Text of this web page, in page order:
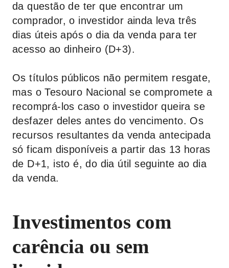
da questão de ter que encontrar um
comprador, o investidor ainda leva três
dias úteis após o dia da venda para ter
acesso ao dinheiro (D+3).
Os títulos públicos não permitem resgate,
mas o Tesouro Nacional se compromete a
recomprá-los caso o investidor queira se
desfazer deles antes do vencimento. Os
recursos resultantes da venda antecipada
só ficam disponíveis a partir das 13 horas
de D+1, isto é, do dia útil seguinte ao dia
da venda.
Investimentos com
carência ou sem